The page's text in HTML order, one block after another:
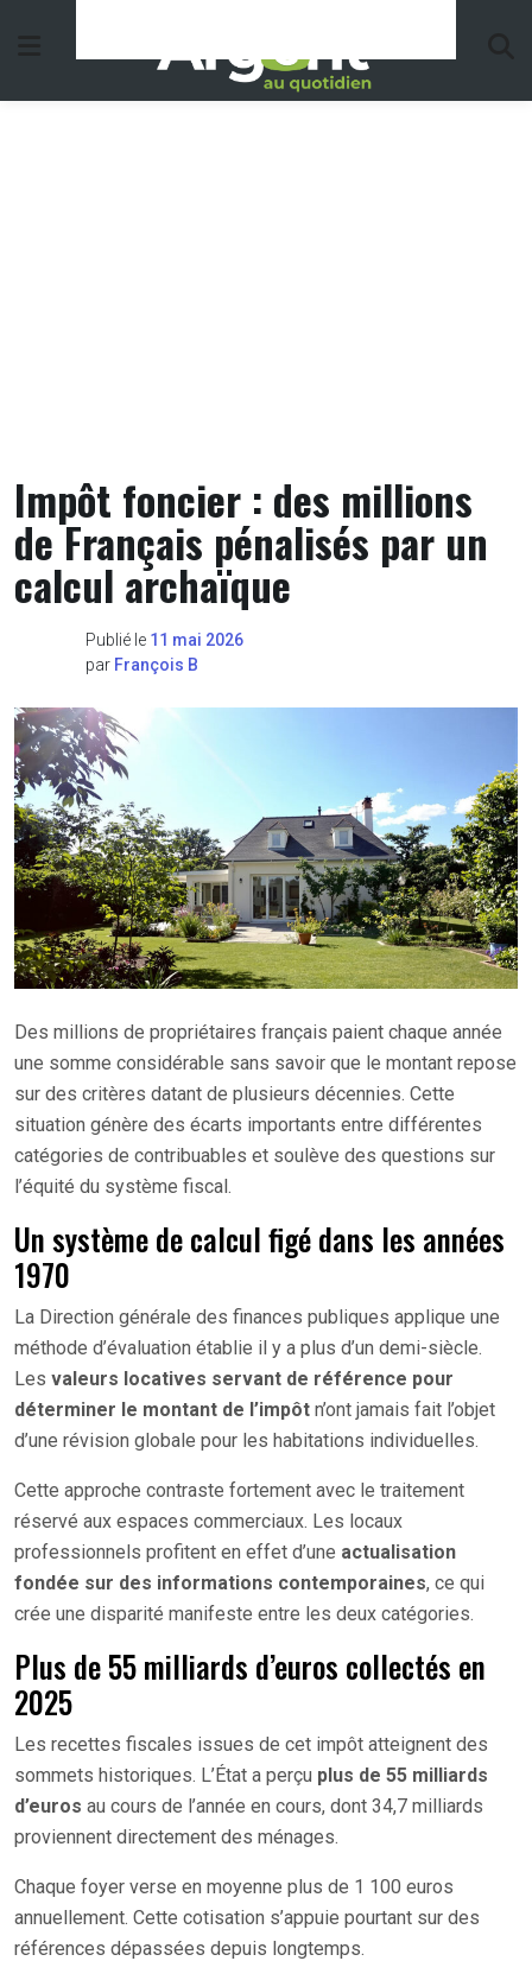
Impôt foncier : des millions
de Français pénalisés par un
calcul archaïque
Publié le 11 mai 2026
par François B
Des millions de propriétaires français paient chaque année
une somme considérable sans savoir que le montant repose
sur des critères datant de plusieurs décennies. Cette
situation génère des écarts importants entre différentes
catégories de contribuables et soulève des questions sur
l’équité du système fiscal.
Un système de calcul figé dans les années
1970
La Direction générale des finances publiques applique une
méthode d’évaluation établie il y a plus d’un demi-siècle.
Les valeurs locatives servant de référence pour
déterminer le montant de l’impôt n’ont jamais fait l’objet
d’une révision globale pour les habitations individuelles.
Cette approche contraste fortement avec le traitement
réservé aux espaces commerciaux. Les locaux
professionnels profitent en effet d’une actualisation
fondée sur des informations contemporaines, ce qui
crée une disparité manifeste entre les deux catégories.
Plus de 55 milliards d’euros collectés en
2025
Les recettes fiscales issues de cet impôt atteignent des
sommets historiques. L’État a perçu plus de 55 milliards
d’euros au cours de l’année en cours, dont 34,7 milliards
proviennent directement des ménages.
Chaque foyer verse en moyenne plus de 1 100 euros
annuellement. Cette cotisation s’appuie pourtant sur des
références dépassées depuis longtemps.